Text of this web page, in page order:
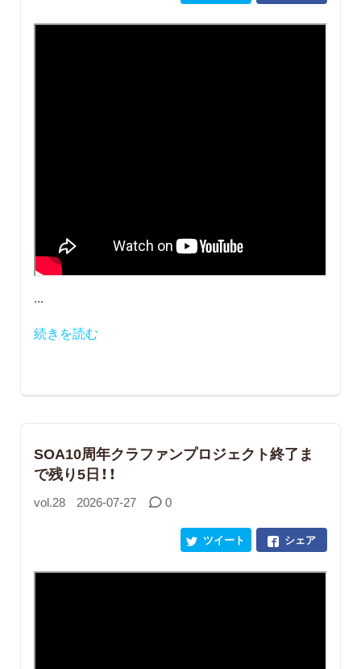
...
続きを読む
SOA10周年クラファンプロジェクト終了ま
で残り5日！！
vol.28 2026-07-27 0
シェア
ツイート